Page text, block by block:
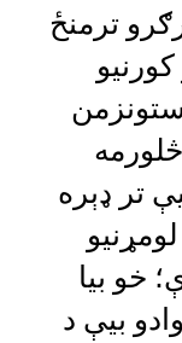
ترمنځ
ستونزمن
تر ډېره
خو بیا
بیې د